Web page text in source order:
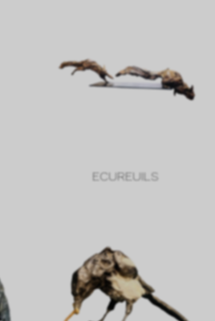
ECUREUILS